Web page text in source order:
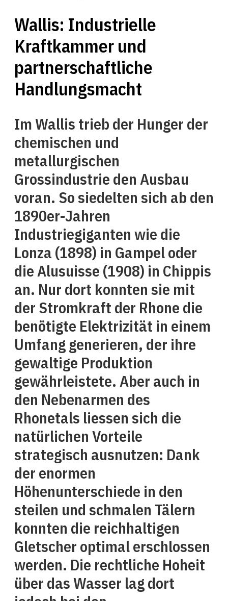
Wallis: Industrielle
Kraftkammer und
partnerschaftliche
Handlungsmacht
Im Wallis trieb der Hunger der
chemischen und
metallurgischen
Grossindustrie den Ausbau
voran. So siedelten sich ab den
1890er-Jahren
Industriegiganten wie die
Lonza (1898) in Gampel oder
die Alusuisse (1908) in Chippis
an. Nur dort konnten sie mit
der Stromkraft der Rhone die
benötigte Elektrizität in einem
Umfang generieren, der ihre
gewaltige Produktion
gewährleistete. Aber auch in
den Nebenarmen des
Rhonetals liessen sich die
natürlichen Vorteile
strategisch ausnutzen: Dank
der enormen
Höhenunterschiede in den
steilen und schmalen Tälern
konnten die reichhaltigen
Gletscher optimal erschlossen
werden. Die rechtliche Hoheit
über das Wasser lag dort